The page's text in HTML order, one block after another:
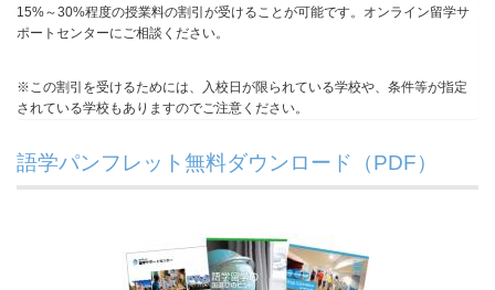
15%～30%程度の授業料の割引が受けることが可能です。オンライン留学サ
ポートセンターにご相談ください。
※この割引を受けるためには、入校日が限られている学校や、条件等が指定
されている学校もありますのでご注意ください。
語学パンフレット無料ダウンロード（PDF）